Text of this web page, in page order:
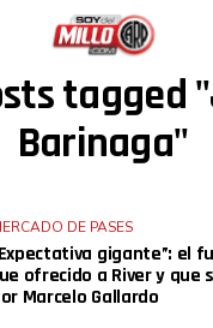
tagged
Barinaga"
DE PASES
gigante”: el
ofrecido a River y que
Marcelo Gallardo